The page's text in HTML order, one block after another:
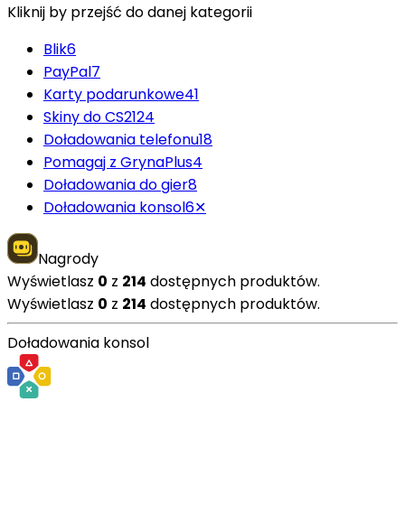
Kliknij by przejść do danej kategorii
Blik6
PayPal7
Karty podarunkowe41
Skiny do CS2124
Doładowania telefonu18
Pomagaj z GrynaPlus4
Doładowania do gier8
Doładowania konsol6✕
Nagrody
Wyświetlasz 0 z 214 dostępnych produktów.
Wyświetlasz 0 z 214 dostępnych produktów.
Doładowania konsol